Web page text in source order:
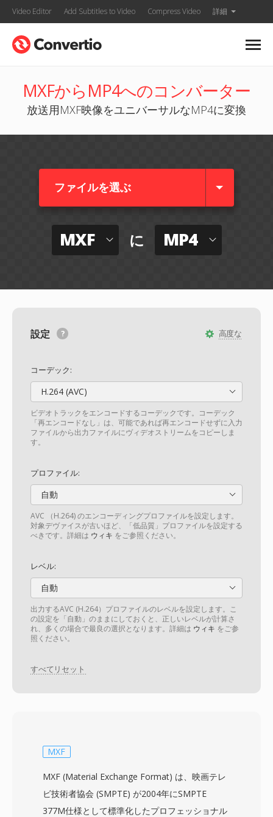
Video Editor Add Subtitles to Video Compress Video 詳細
MXFからMP4へのコンバーター
放送用MXF映像をユニバーサルなMP4に変換
ファイルを選ぶ
MXF に MP4
高度な
設定
コーデック:
H.264 (AVC)
ビデオトラックをエンコードするコーデックです。コーデック
「再エンコードなし」は、可能であれば再エンコードせずに入力
ファイルから出力ファイルにヴィデオストリームをコピーしま
す。
プロファイル:
自動
AVC （H.264) のエンコーディングプロファイルを設定します。
対象デヴァイスが古いほど、「低品質」プロファイルを設定する
べきです。詳細は ウィキ をご参照ください。
レベル:
自動
出力するAVC (H.264）プロファイルのレベルを設定します。こ
の設定を「自動」のままにしておくと、正しいレベルが計算さ
れ、多くの場合で最良の選択となります。詳細は ウィキ をご参
照ください。
すべてリセット
MXF
MXF (Material Exchange Format) は、映画テレ
ビ技術者協会 (SMPTE) が2004年にSMPTE
377M仕様として標準化したプロフェッショナル